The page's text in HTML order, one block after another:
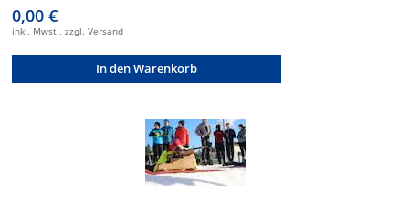
0,00 €
inkl. Mwst., zzgl. Versand
In den Warenkorb